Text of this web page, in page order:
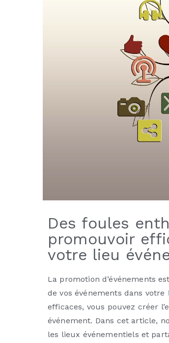
Des foules
promouvoir
votre lieu
La promotion d’événements
de vos événements dans votre
efficaces, vous pouvez créer
événement. Dans cet article,
les lieux événementiels et